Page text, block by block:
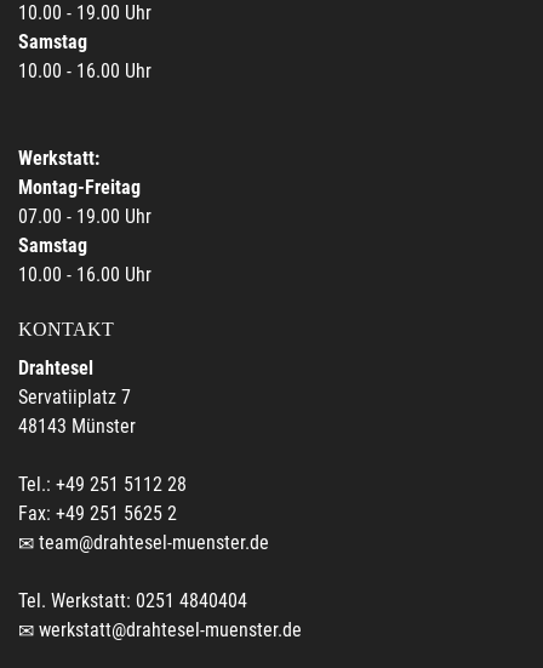
10.00 - 19.00 Uhr
Samstag
10.00 - 16.00 Uhr
Werkstatt:
Montag-Freitag
07.00 - 19.00 Uhr
Samstag
10.00 - 16.00 Uhr
KONTAKT
Drahtesel
Servatiiplatz 7
48143 Münster
Tel.: +49 251 5112 28
Fax: +49 251 5625 2
team@drahtesel-muenster.de
Tel. Werkstatt: 0251 4840404
werkstatt@drahtesel-muenster.de